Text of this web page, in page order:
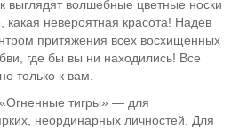
выглядят волшебные цветные носки
невероятная красота! Надев
притяжения всех восхищенных
где бы вы ни находились! Все
только к вам.
тигры» — для
неординарных личностей. Для